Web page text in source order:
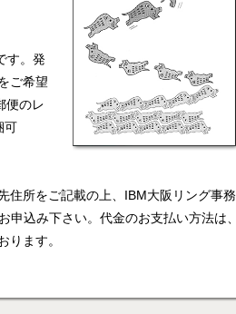
す。発
ご希望
便のレ
可
所をご記載の上、IBM大阪リング事務
申込み下さい。代金のお支払い方法は、
ります。